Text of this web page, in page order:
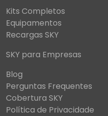
Kits Completos
Equipamentos
Recargas SKY
SKY para Empresas
Blog
Perguntas Frequentes
Cobertura SKY
Política de Privacidade